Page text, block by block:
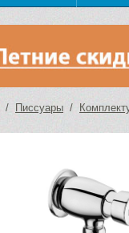
/ Писсуары /